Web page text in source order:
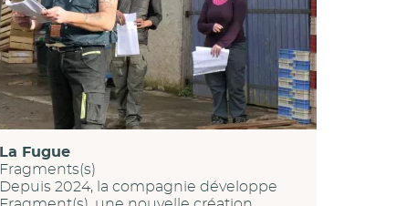
La Fugue
Fragments(s)
Depuis 2024, la compagnie développe